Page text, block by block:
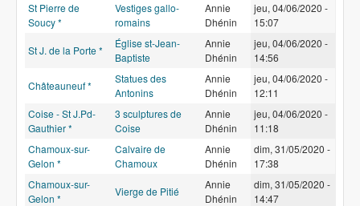
St Pierre de
Soucy *
Vestiges gallo-
romains
Annie
Dhénin
jeu, 04/06/2020 -
15:07
St J. de la Porte *
Église st-Jean-
Baptiste
Annie
Dhénin
jeu, 04/06/2020 -
14:56
Châteauneuf *
Statues des
Antonins
Annie
Dhénin
jeu, 04/06/2020 -
12:11
Coise - St J.Pd-
Gauthier *
3 sculptures de
Coise
Annie
Dhénin
jeu, 04/06/2020 -
11:18
Chamoux-sur-
Gelon *
Calvaire de
Chamoux
Annie
Dhénin
dim, 31/05/2020 -
17:38
Chamoux-sur-
Gelon *
Vierge de Pitié
Annie
Dhénin
dim, 31/05/2020 -
14:47